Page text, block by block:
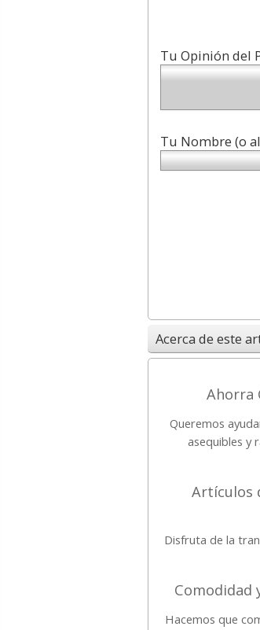
Tu Opinión del
Tu Nombre (o
Acerca de este
Ahorra
Queremos
asequibles y
Artículos
Disfruta de la
Comodidad
Hacemos que